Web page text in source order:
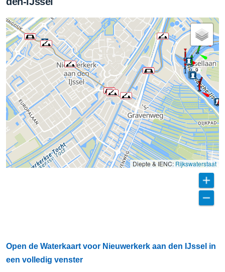
9
Diepte & IENC: Rijkswaterstaat
Open de Waterkaart voor Nieuwerkerk aan den IJssel in
een volledig venster